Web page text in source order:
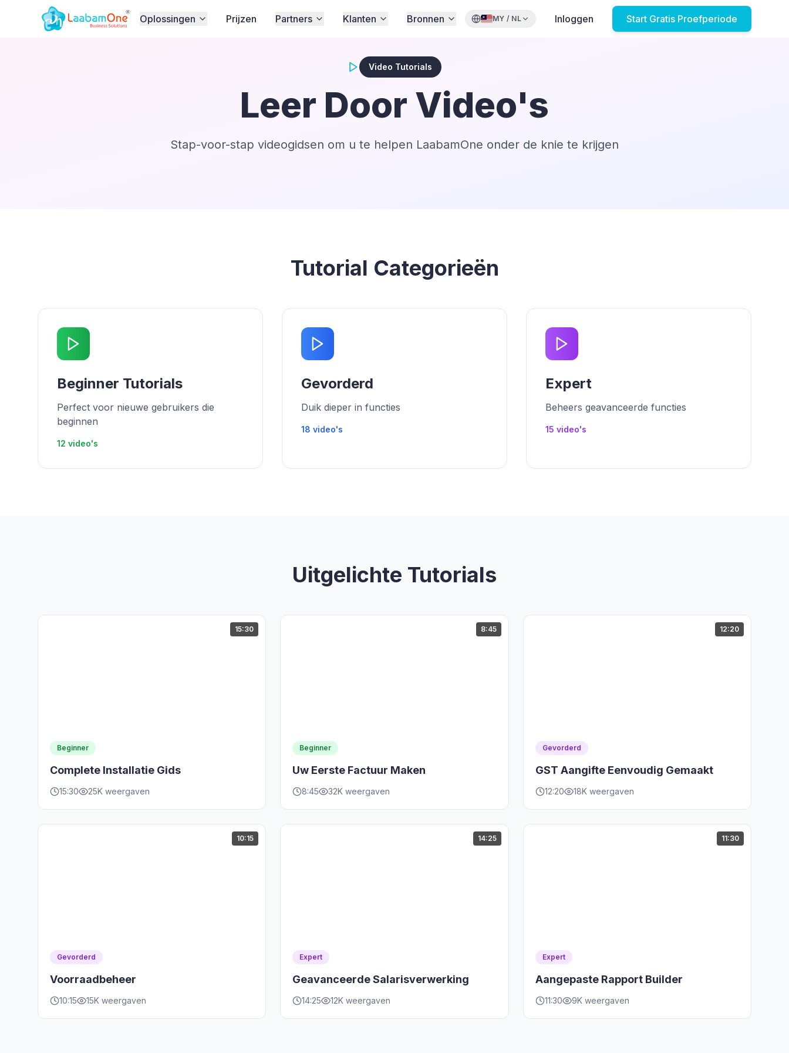
Oplossingen Prijzen Partners Klanten Bronnen MY / NL Inloggen Start Gratis Proefperiode
Video Tutorials
Leer Door Video's
Stap-voor-stap videogidsen om u te helpen LaabamOne onder de knie te krijgen
Tutorial Categorieën
Beginner Tutorials
Perfect voor nieuwe gebruikers die
beginnen
12 video's
Gevorderd
Duik dieper in functies
18 video's
Expert
Beheers geavanceerde functies
15 video's
Uitgelichte Tutorials
15:30
Beginner
Complete Installatie Gids
15:30 25K weergaven
8:45
Beginner
Uw Eerste Factuur Maken
8:45 32K weergaven
12:20
Gevorderd
GST Aangifte Eenvoudig Gemaakt
12:20 18K weergaven
10:15
Gevorderd
Voorraadbeheer
10:15 15K weergaven
14:25
Expert
Geavanceerde Salarisverwerking
14:25 12K weergaven
11:30
Expert
Aangepaste Rapport Builder
11:30 9K weergaven